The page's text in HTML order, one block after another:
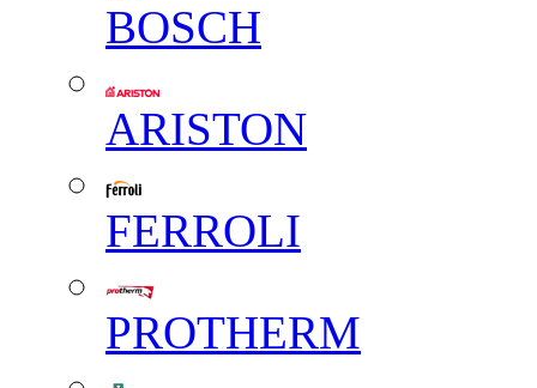
BOSCH
ARISTON
FERROLI
PROTHERM